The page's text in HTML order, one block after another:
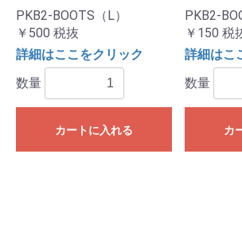
PKB2-BOOTS（L）
￥500 税抜
詳細はここをクリック
数量
カートに入れる
PKB2-
￥150 税
詳細はこ
数量
カ